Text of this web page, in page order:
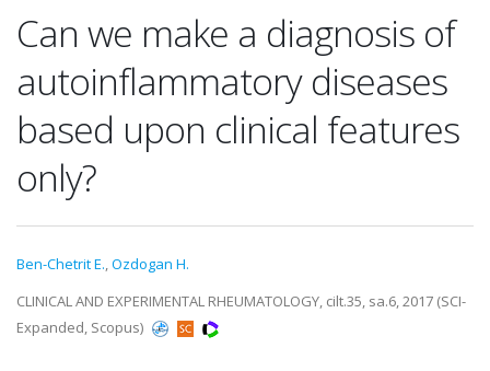
Can we make a diagnosis of
autoinflammatory diseases
based upon clinical features
only?
Ben-Chetrit E.,Ozdogan H.
CLINICAL AND EXPERIMENTAL RHEUMATOLOGY, cilt.35, sa.6, 2017 (SCI-
Expanded, Scopus)